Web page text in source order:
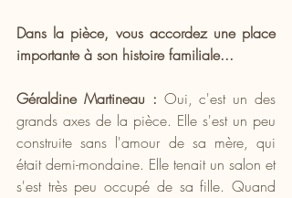
Dans la pièce, vous accordez une place
importante à son histoire familiale...
Géraldine Martineau : Oui, c'est un des
grands axes de la pièce. Elle s'est un peu
construite sans l'amour de sa mère, qui
était demi-mondaine. Elle tenait un salon et
s'est très peu occupé de sa fille. Quand